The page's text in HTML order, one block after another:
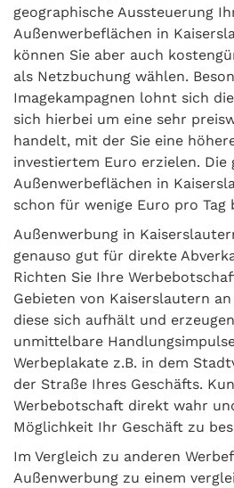
geographische Aussteuerung
Außenwerbeflächen in
können Sie aber auch
als Netzbuchung wählen.
Imagekampagnen lohnt sich
sich hierbei um eine sehr
handelt, mit der Sie eine
investiertem Euro erzielen. Die
Außenwerbeflächen in
schon für wenige Euro pro Tag
Außenwerbung in
genauso gut für direkte
Richten Sie Ihre
Gebieten von Kaiserslautern
diese sich aufhält und
unmittelbare
Werbeplakate z.B. in dem
der Straße Ihres Geschäfts.
Werbebotschaft direkt wahr
Möglichkeit Ihr Geschäft zu
Im Vergleich zu anderen
Außenwerbung zu einem